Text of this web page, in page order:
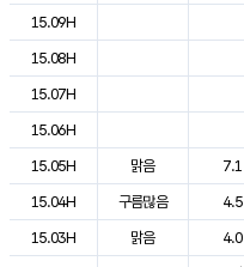
15.09H
15.08H
15.07H
15.06H
15.05H
맑음 7.1
15.04H
구름많음 4.5
15.03H
맑음 4.0